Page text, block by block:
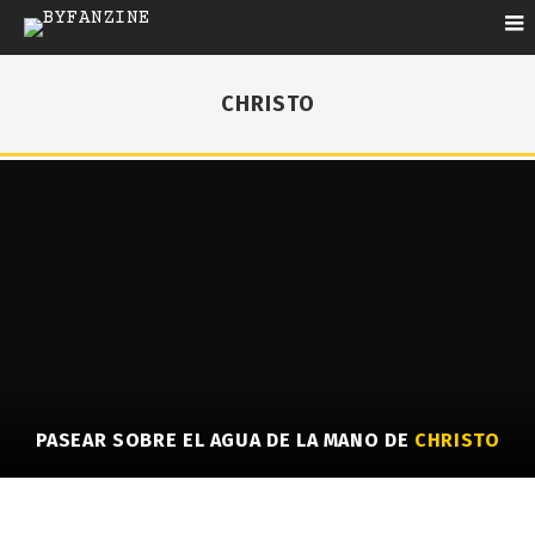
CHRISTO
PASEAR SOBRE EL AGUA DE LA MANO DE CHRISTO